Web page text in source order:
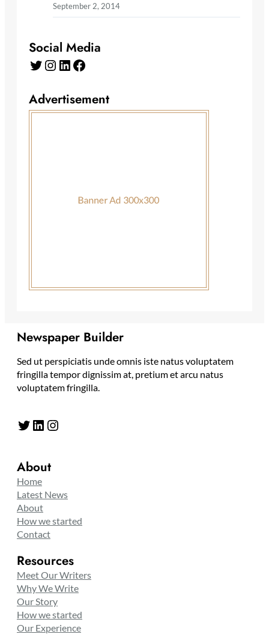
September 2, 2014
Social Media
Twitter Instagram LinkedIn Facebook
Advertisement
Newspaper Builder
Sed ut perspiciatis unde omnis iste natus voluptatem
fringilla tempor dignissim at, pretium et arcu natus
voluptatem fringilla.
Twitter LinkedIn Instagram
About
Home
Latest News
About
How we started
Contact
Resources
Meet Our Writers
Why We Write
Our Story
How we started
Our Experience